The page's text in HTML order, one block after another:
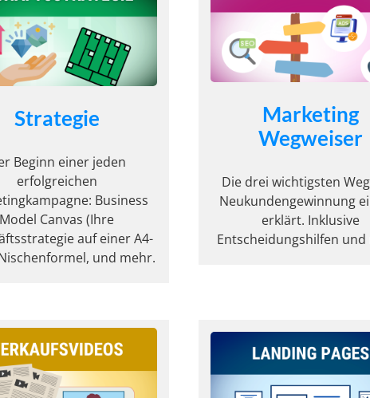
Strategie
Beginn einer jeden
erfolgreichen
Business
Model Canvas (Ihre
auf einer A4-
und mehr.
Marketing
Wegweiser
Die drei wichtigsten
Neukundengewinnung
erklärt. Inklusive
Entscheidungshilfen und